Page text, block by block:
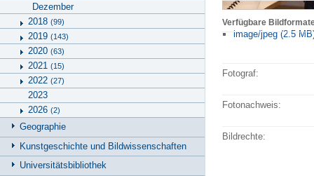
Dezember
2018 (99)
2019 (143)
2020 (63)
2021 (15)
2022 (27)
2023
2026 (2)
Geographie
Kunstgeschichte und Bildwissenschaften
Universitätsbibliothek
Verfügbare
image/jpeg (2.5
Fotograf:
Fotonachweis:
Bildrechte: